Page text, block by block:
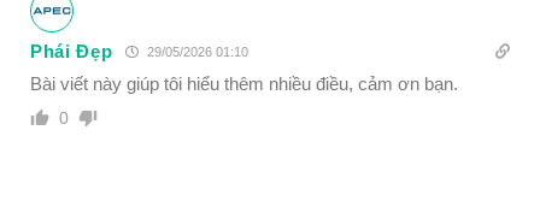
Phái Đẹp 29/05/2026 01:10
Bài viết này giúp tôi hiểu thêm nhiều điều, cảm ơn bạn.
0